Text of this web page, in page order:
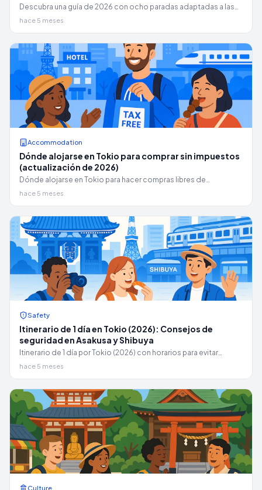
Descubra una guía de 2026 con ocho paradas adaptadas a las
necesidades del público para un itinerario de un día en Tokio:
horarios de Asakusa, descansos junto al río, zonas tranquilas de
Shibuya y reapertura del museo de Ryogoku.
hace 5 meses
Accommodation
Dónde alojarse en Tokio para comprar sin impuestos
(actualización de 2026)
Dónde alojarse en Tokio para hacer compras libres de
impuestos (2026): mejores zonas, lista de hoteles, plan de
compras de 2 días y cambios en el sistema libre de impuestos a
partir del 1 de noviembre de 2026.
hace 5 meses
Safety
Itinerario de 1 día en Tokio (2026): Consejos de
seguridad en Asakusa y Shibuya
Itinerario de 1 día por Tokio (2026) con horarios para evitar
multitudes en Asakusa y Shibuya, consejos de seguridad y un
plan de emergencia en captura de pantalla.
hace 5 meses
Culture